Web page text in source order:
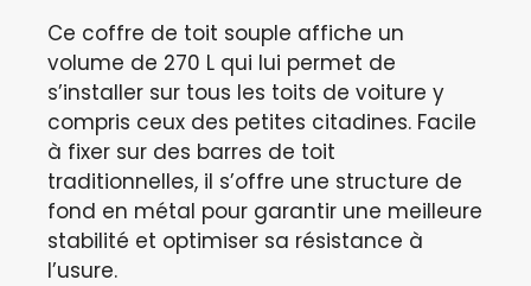
Ce coffre de toit souple affiche un
volume de 270 L qui lui permet de
s’installer sur tous les toits de voiture y
compris ceux des petites citadines. Facile
à fixer sur des barres de toit
traditionnelles, il s’offre une structure de
fond en métal pour garantir une meilleure
stabilité et optimiser sa résistance à
l’usure.